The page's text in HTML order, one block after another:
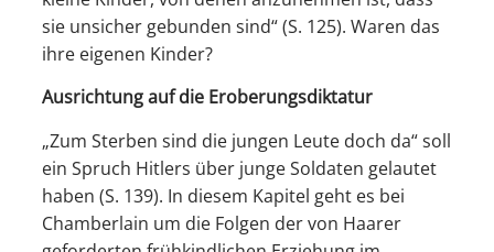
sie unsicher gebunden sind“ (S. 125). Waren das
ihre eigenen Kinder?
Ausrichtung auf die Eroberungsdiktatur
„Zum Sterben sind die jungen Leute doch da“ soll
ein Spruch Hitlers über junge Soldaten gelautet
haben (S. 139). In diesem Kapitel geht es bei
Chamberlain um die Folgen der von Haarer